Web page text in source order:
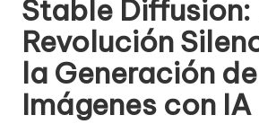
Stable Diffusion:
Revolución
la Generación de
Imágenes con IA